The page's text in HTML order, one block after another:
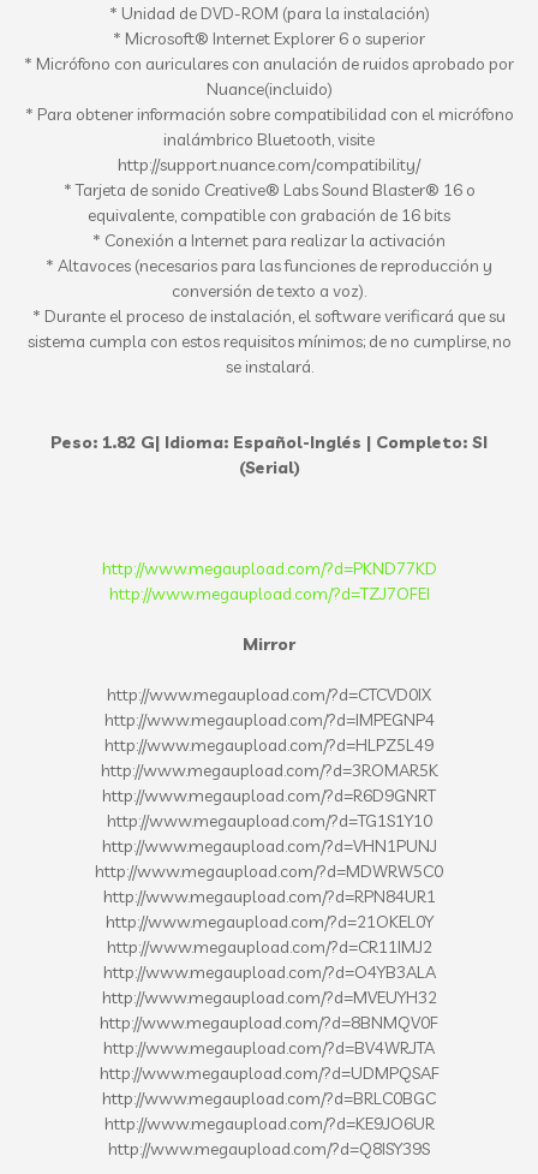
* Unidad de DVD-ROM (para la instalación)
* Microsoft® Internet Explorer 6 o superior
* Micrófono con auriculares con anulación de ruidos aprobado por
Nuance(incluido)
* Para obtener información sobre compatibilidad con el micrófono
inalámbrico Bluetooth, visite
http://support.nuance.com/compatibility/
* Tarjeta de sonido Creative® Labs Sound Blaster® 16 o
equivalente, compatible con grabación de 16 bits
* Conexión a Internet para realizar la activación
* Altavoces (necesarios para las funciones de reproducción y
conversión de texto a voz).
* Durante el proceso de instalación, el software verificará que su
sistema cumpla con estos requisitos mínimos; de no cumplirse, no
se instalará.
Peso: 1.82 G| Idioma: Español-Inglés | Completo: SI
(Serial)
http://www.megaupload.com/?d=PKND77KD
http://www.megaupload.com/?d=TZJ7OFEI
Mirror
http://www.megaupload.com/?d=CTCVD0IX
http://www.megaupload.com/?d=IMPEGNP4
http://www.megaupload.com/?d=HLPZ5L49
http://www.megaupload.com/?d=3ROMAR5K
http://www.megaupload.com/?d=R6D9GNRT
http://www.megaupload.com/?d=TG1S1Y10
http://www.megaupload.com/?d=VHN1PUNJ
http://www.megaupload.com/?d=MDWRW5C0
http://www.megaupload.com/?d=RPN84UR1
http://www.megaupload.com/?d=21OKEL0Y
http://www.megaupload.com/?d=CR11IMJ2
http://www.megaupload.com/?d=O4YB3ALA
http://www.megaupload.com/?d=MVEUYH32
http://www.megaupload.com/?d=8BNMQV0F
http://www.megaupload.com/?d=BV4WRJTA
http://www.megaupload.com/?d=UDMPQSAF
http://www.megaupload.com/?d=BRLC0BGC
http://www.megaupload.com/?d=KE9JO6UR
http://www.megaupload.com/?d=Q8ISY39S